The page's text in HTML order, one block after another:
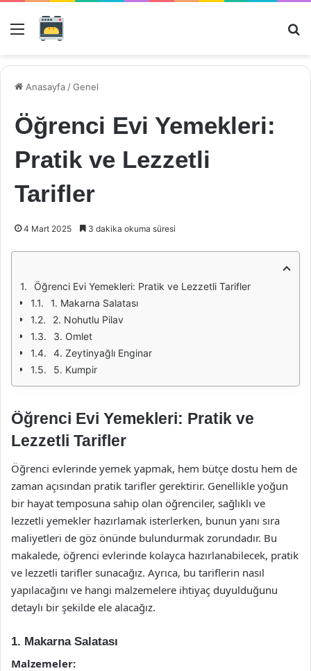
Menü
Anasayfa /Genel
Öğrenci Evi Yemekleri:
Pratik ve Lezzetli
Tarifler
4 Mart 2025 3 dakika okuma süresi
Öğrenci Evi Yemekleri: Pratik ve Lezzetli Tarifler
1. Makarna Salatası
2. Nohutlu Pilav
3. Omlet
4. Zeytinyağlı Enginar
5. Kumpir
Öğrenci Evi Yemekleri: Pratik ve
Lezzetli Tarifler
Öğrenci evlerinde yemek yapmak, hem bütçe dostu hem de
zaman açısından pratik tarifler gerektirir. Genellikle yoğun
bir hayat temposuna sahip olan öğrenciler, sağlıklı ve
lezzetli yemekler hazırlamak isterlerken, bunun yanı sıra
maliyetleri de göz önünde bulundurmak zorundadır. Bu
makalede, öğrenci evlerinde kolayca hazırlanabilecek, pratik
ve lezzetli tarifler sunacağız. Ayrıca, bu tariflerin nasıl
yapılacağını ve hangi malzemelere ihtiyaç duyulduğunu
detaylı bir şekilde ele alacağız.
1. Makarna Salatası
Malzemeler: